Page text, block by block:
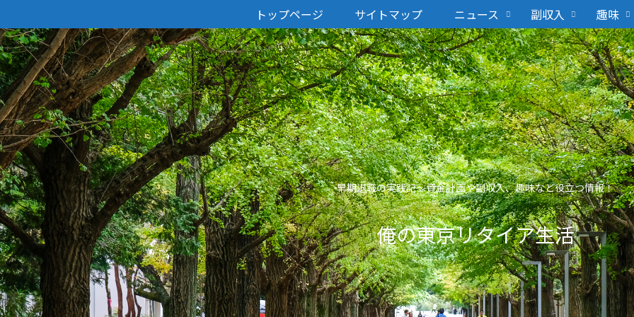
早期退職の実践記〜資金計画や副収入、趣味など役立つ情報！
俺の東京リタイア生活
トップページ サイトマップ ニュース 副収入 趣味